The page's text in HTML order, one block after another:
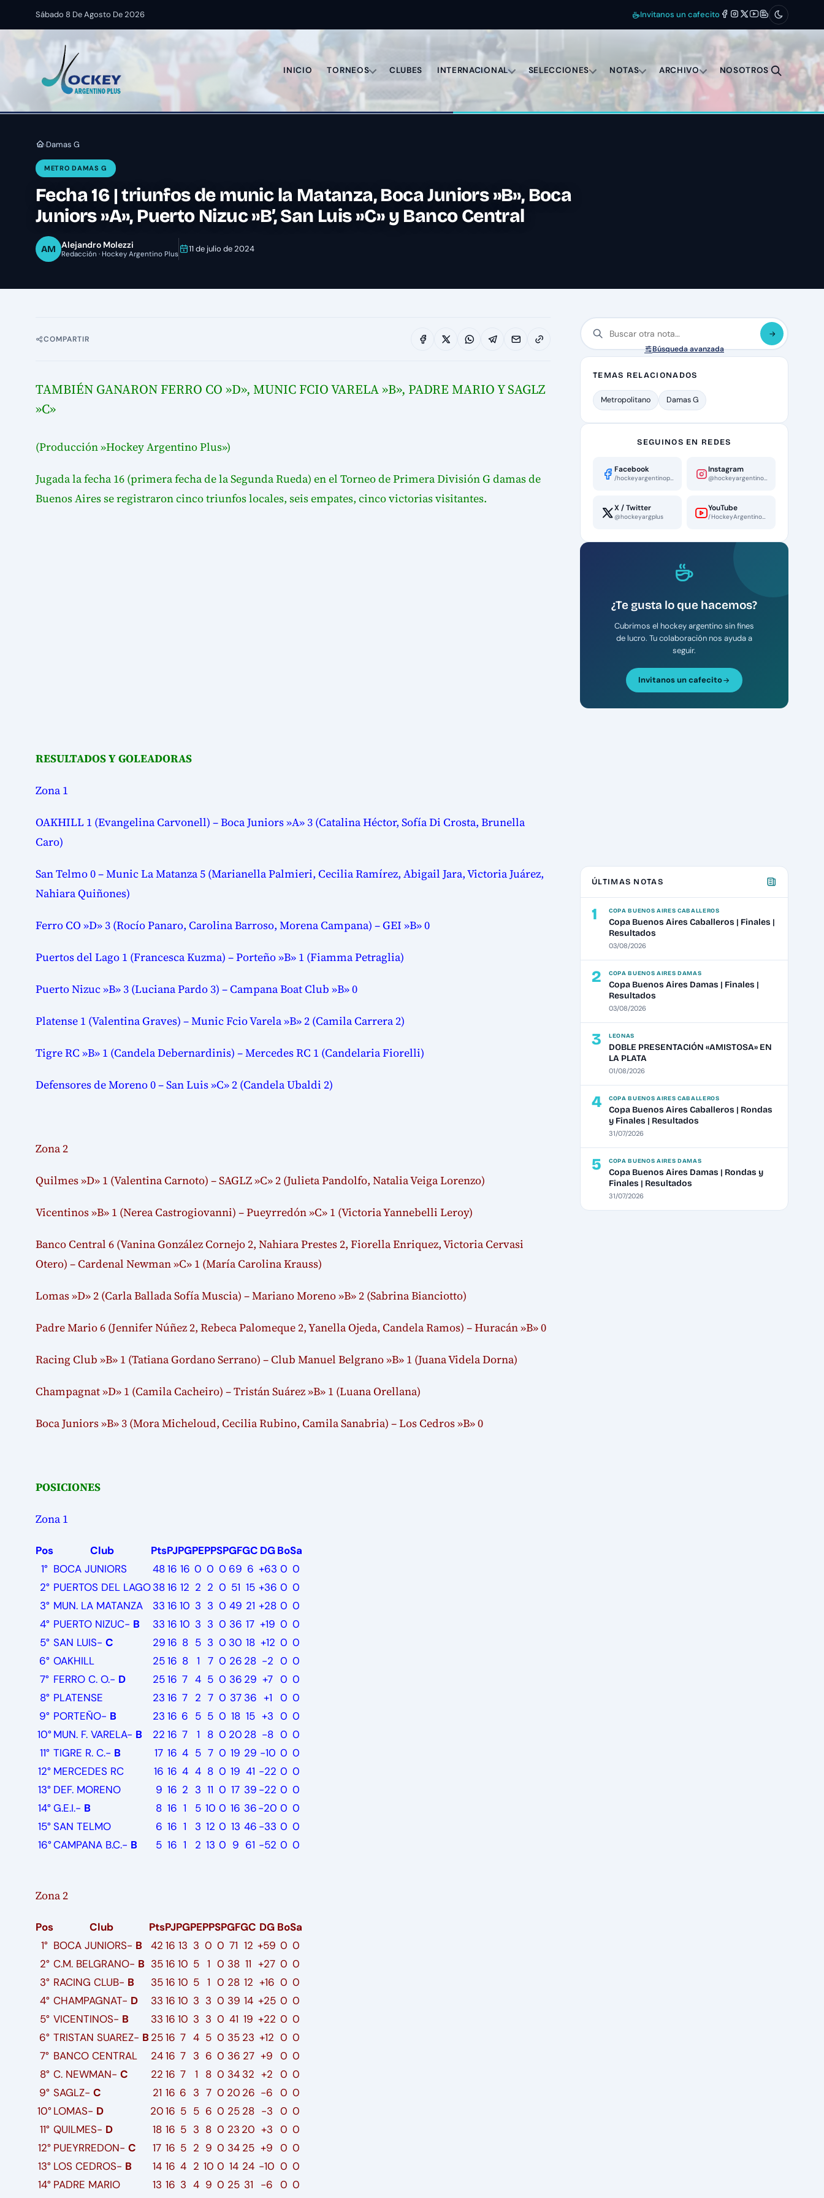
Sábado 8 De Agosto De 2026 Invitanos un cafecito
INICIO TORNEOS CLUBES INTERNACIONAL SELECCIONES NOTAS ARCHIVO NOSOTROS
›Damas G
METRO DAMAS G
Fecha 16 | triunfos de munic la Matanza, Boca Juniors »B», Boca
Juniors »A», Puerto Nizuc »B’, San Luis »C» y Banco Central
AM Alejandro Molezzi
Redacción · Hockey Argentino Plus 11 de julio de 2024
COMPARTIR
TAMBIÉN GANARON FERRO CO »D», MUNIC FCIO VARELA »B», PADRE MARIO Y SAGLZ
»C»
(Producción »Hockey Argentino Plus»)
Jugada la fecha 16 (primera fecha de la Segunda Rueda) en el Torneo de Primera División G damas de
Buenos Aires se registraron cinco triunfos locales, seis empates, cinco victorias visitantes.
RESULTADOS Y GOLEADORAS
Zona 1
OAKHILL 1 (Evangelina Carvonell) – Boca Juniors »A» 3 (Catalina Héctor, Sofía Di Crosta, Brunella
Caro)
San Telmo 0 – Munic La Matanza 5 (Marianella Palmieri, Cecilia Ramírez, Abigail Jara, Victoria Juárez,
Nahiara Quiñones)
Ferro CO »D» 3 (Rocío Panaro, Carolina Barroso, Morena Campana) – GEI »B» 0
Puertos del Lago 1 (Francesca Kuzma) – Porteño »B» 1 (Fiamma Petraglia)
Puerto Nizuc »B» 3 (Luciana Pardo 3) – Campana Boat Club »B» 0
Platense 1 (Valentina Graves) – Munic Fcio Varela »B» 2 (Camila Carrera 2)
Tigre RC »B» 1 (Candela Debernardinis) – Mercedes RC 1 (Candelaria Fiorelli)
Defensores de Moreno 0 – San Luis »C» 2 (Candela Ubaldi 2)
Zona 2
Quilmes »D» 1 (Valentina Carnoto) – SAGLZ »C» 2 (Julieta Pandolfo, Natalia Veiga Lorenzo)
Vicentinos »B» 1 (Nerea Castrogiovanni) – Pueyrredón »C» 1 (Victoria Yannebelli Leroy)
Banco Central 6 (Vanina González Cornejo 2, Nahiara Prestes 2, Fiorella Enriquez, Victoria Cervasi
Otero) – Cardenal Newman »C» 1 (María Carolina Krauss)
Lomas »D» 2 (Carla Ballada Sofía Muscia) – Mariano Moreno »B» 2 (Sabrina Bianciotto)
Padre Mario 6 (Jennifer Núñez 2, Rebeca Palomeque 2, Yanella Ojeda, Candela Ramos) – Huracán »B» 0
Racing Club »B» 1 (Tatiana Gordano Serrano) – Club Manuel Belgrano »B» 1 (Juana Videla Dorna)
Champagnat »D» 1 (Camila Cacheiro) – Tristán Suárez »B» 1 (Luana Orellana)
Boca Juniors »B» 3 (Mora Micheloud, Cecilia Rubino, Camila Sanabria) – Los Cedros »B» 0
POSICIONES
Zona 1
Pos Club PtsPJPGPEPPSPGFGC DGBoSa
1° BOCA JUNIORS 4816 16 0 0 0 69 6 +63 0 0
2° PUERTOS DEL LAGO3816 12 2 2 0 51 15 +36 0 0
3° MUN. LA MATANZA 33 16 10 3 3 0 49 21 +28 0 0
4° PUERTO NIZUC- B 33 16 10 3 3 0 36 17 +19 0 0
5° SAN LUIS- C 2916 8 5 3 0 30 18 +12 0 0
6° OAKHILL 2516 8 1 7 0 26 28 -2 0 0
7° FERRO C. O.- D 2516 7 4 5 0 36 29 +7 0 0
8° PLATENSE 23 16 7 2 7 0 37 36 +1 0 0
9° PORTEÑO- B 23 16 6 5 5 0 18 15 +3 0 0
10°MUN. F. VARELA- B 22 16 7 1 8 0 20 28 -8 0 0
11° TIGRE R. C.- B 17 16 4 5 7 0 19 29 -10 0 0
12° MERCEDES RC 16 16 4 4 8 0 19 41 -22 0 0
13° DEF. MORENO 9 16 2 3 11 0 17 39 -22 0 0
14°G.E.I.- B 8 16 1 5 10 0 16 36-20 0 0
15°SAN TELMO 6 16 1 3 12 0 13 46 -33 0 0
16°CAMPANA B.C.- B 5 16 1 2 13 0 9 61 -52 0 0
Zona 2
Pos Club PtsPJPGPEPPSPGFGC DG BoSa
1° BOCA JUNIORS- B 42 16 13 3 0 0 71 12 +59 0 0
2° C.M. BELGRANO- B 3516 10 5 1 0 38 11 +27 0 0
3° RACING CLUB- B 3516 10 5 1 0 28 12 +16 0 0
4° CHAMPAGNAT- D 33 16 10 3 3 0 39 14 +25 0 0
5° VICENTINOS- B 33 16 10 3 3 0 41 19 +22 0 0
6° TRISTAN SUAREZ- B 2516 7 4 5 0 35 23 +12 0 0
7° BANCO CENTRAL 2416 7 3 6 0 36 27 +9 0 0
8° C. NEWMAN- C 22 16 7 1 8 0 34 32 +2 0 0
9° SAGLZ- C 21 16 6 3 7 0 20 26 -6 0 0
10°LOMAS- D 2016 5 5 6 0 25 28 -3 0 0
11° QUILMES- D 18 16 5 3 8 0 23 20 +3 0 0
12° PUEYRREDON- C 17 16 5 2 9 0 34 25 +9 0 0
13° LOS CEDROS- B 14 16 4 2 10 0 14 24 -10 0 0
14° PADRE MARIO 13 16 3 4 9 0 25 31 -6 0 0
Búsqueda avanzada
TEMAS RELACIONADOS
Metropolitano Damas G
SEGUINOS EN REDES
Facebook
/hockeyargentinoplus
Instagram
@hockeyargentinoplus
X / Twitter
@hockeyargplus
YouTube
/HockeyArgentinoPlus
¿Te gusta lo que hacemos?
Cubrimos el hockey argentino sin fines
de lucro. Tu colaboración nos ayuda a
seguir.
Invitanos un cafecito
ÚLTIMAS NOTAS
1 COPA BUENOS AIRES CABALLEROS
Copa Buenos Aires Caballeros | Finales |
Resultados
03/08/2026
2 COPA BUENOS AIRES DAMAS
Copa Buenos Aires Damas | Finales |
Resultados
03/08/2026
3 LEONAS
DOBLE PRESENTACIÓN «AMISTOSA» EN
LA PLATA
01/08/2026
4 COPA BUENOS AIRES CABALLEROS
Copa Buenos Aires Caballeros | Rondas
y Finales | Resultados
31/07/2026
5 COPA BUENOS AIRES DAMAS
Copa Buenos Aires Damas | Rondas y
Finales | Resultados
31/07/2026